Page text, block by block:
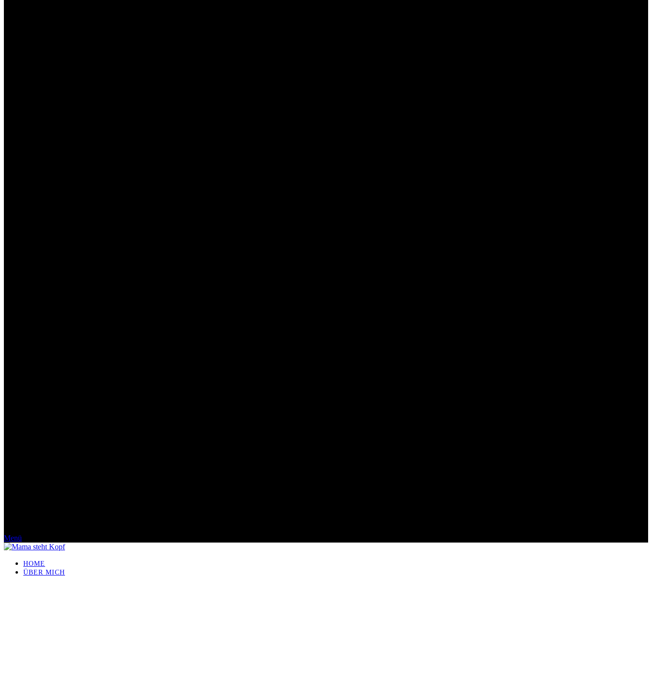
Menü
HOME
ÜBER MICH